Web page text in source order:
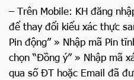
– Trên Mobile: KH đăng
để thay đổi kiểu xác thực
Pin động” » Nhập mã Pin
chọn “Đồng ý” » Nhập mã
qua số ĐT hoặc Email đã